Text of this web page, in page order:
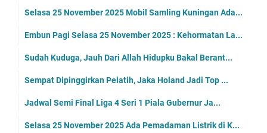
Selasa 25 November 2025 Mobil Samling Kuningan Ada...
Embun Pagi Selasa 25 November 2025 : Kehormatan La...
Sudah Kuduga, Jauh Dari Allah Hidupku Bakal Berant...
Sempat Dipinggirkan Pelatih, Jaka Holand Jadi Top ...
Jadwal Semi Final Liga 4 Seri 1 Piala Gubernur Ja...
Selasa 25 November 2025 Ada Pemadaman Listrik di K...